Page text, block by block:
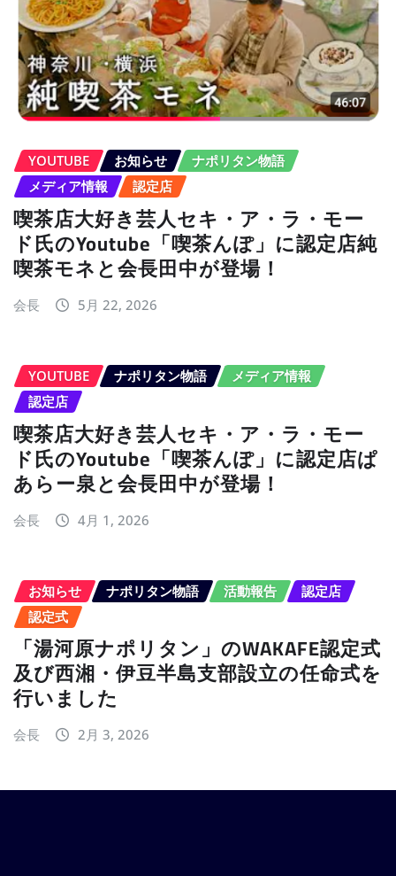
YOUTUBE お知らせ
ナポリタン物語
メディア情報
認定店
喫茶店大好き芸人セキ・ア・ラ・モー
ド氏のYoutube「喫茶んぽ」に認定店純
喫茶モネと会長田中が登場！
会長 5月 22, 2026
YOUTUBE ナポリタン物語
メディア情報
認定店
喫茶店大好き芸人セキ・ア・ラ・モー
ド氏のYoutube「喫茶んぽ」に認定店ぱ
あらー泉と会長田中が登場！
会長 4月 1, 2026
お知らせ ナポリタン物語 活動報告
認定店
認定式
「湯河原ナポリタン」のWAKAFE認定式
及び西湘・伊豆半島支部設立の任命式を
行いました
会長 2月 3, 2026